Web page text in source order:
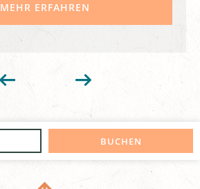
MEHR ERFAHREN
BUCHEN